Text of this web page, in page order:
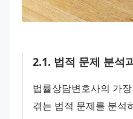
2.1. 법적 문제 분석
법률상담변호사의 가
겪는 법적 문제를 분석